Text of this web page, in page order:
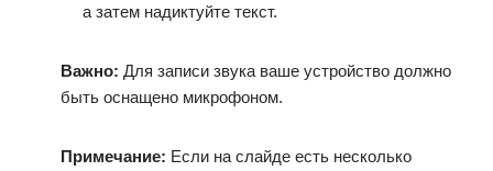
а затем надиктуйте текст.
Важно: Для записи звука ваше устройство должно
быть оснащено микрофоном.
Примечание: Если на слайде есть несколько